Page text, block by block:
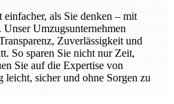
als Sie denken – mit
Umzugsunternehmen
Zuverlässigkeit und
So sparen Sie nicht nur Zeit,
Sie auf die Expertise von
sicher und ohne Sorgen zu